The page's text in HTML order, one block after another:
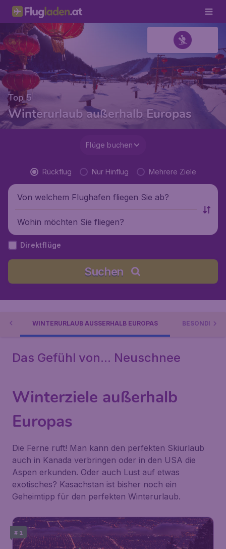
Top 5
Winterurlaub außerhalb Europas
Flüge buchen
Rückflug Nur Hinflug Mehrere Ziele
Von welchem Flughafen fliegen Sie ab?
Wohin möchten Sie fliegen?
Direktflüge
Suchen
WINTERURLAUB AUSSERHALB EUROPAS
Das Gefühl von... Neuschnee
Winterziele außerhalb
Europas
Die Ferne ruft! Man kann den perfekten Skiurlaub
auch in Kanada verbringen oder in den USA die
Aspen erkunden. Oder auch Lust auf etwas
exotisches? Kasachstan ist bisher noch ein
Geheimtipp für den perfekten Winterurlaub.
# 1